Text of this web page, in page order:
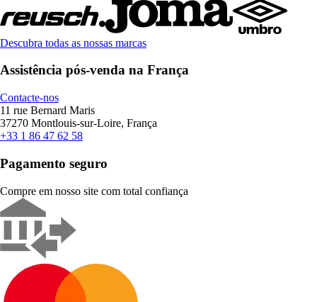
Descubra todas as nossas marcas
Assistência pós-venda na França
Contacte-nos
11 rue Bernard Maris
37270 Montlouis-sur-Loire, França
+33 1 86 47 62 58
Pagamento seguro
Compre em nosso site com total confiança